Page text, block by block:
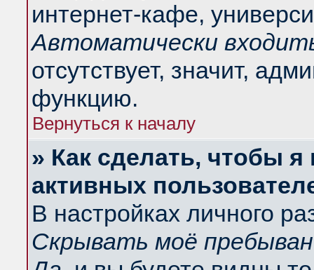
интернет-кафе,
Автоматически
отсутствует, значит,
функцию.
Вернуться к началу
» Как сделать, чтобы
активных
В настройках личного
Скрывать моё